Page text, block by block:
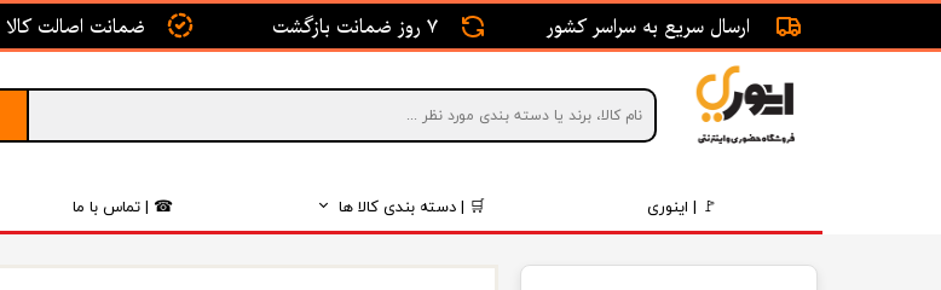
🚩 | اینوری 🛒 | دسته بندی کالا ها
قطعات بدنه
☎ | تماس با ما
ارسال سریع به سراسر کشور 7 روز ضمانت بازگشت ضمانت اصالت کالا